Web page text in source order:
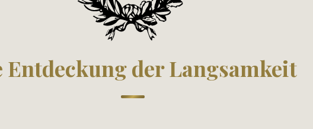
Entdeckung der Langsamkeit